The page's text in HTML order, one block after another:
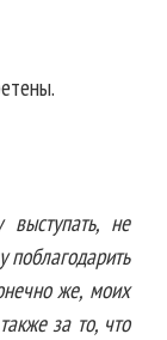
не
поблагодарить
же, моих
за то, что